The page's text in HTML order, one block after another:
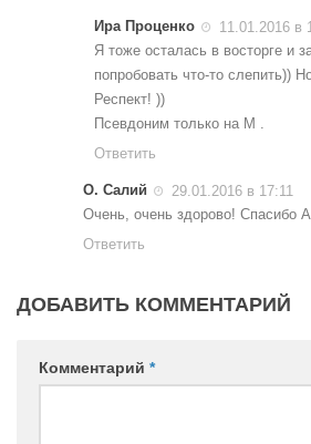
Ира Проценко
11.01.2016 в
Я тоже осталась в восторге и
попробовать что-то слепить))
Респект! ))
Псевдоним только на М .
Ответить
О. Салий
29.01.2016 в 17:11
Очень, очень здорово! Спасибо
Ответить
ДОБАВИТЬ КОММЕНТАРИЙ
Комментарий *